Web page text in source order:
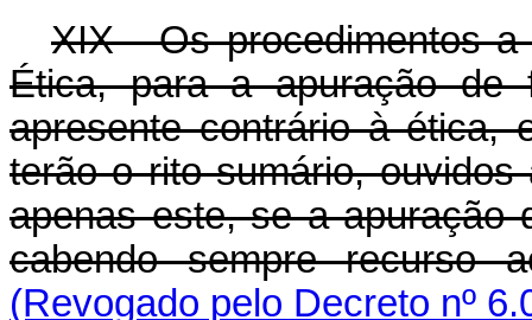
XIX - Os procedimentos
Ética, para a apuração
apresente contrário à ética,
terão o rito sumário,
apenas este, se a apuração
cabendo sempre recurso
(Revogado pelo Decreto nº